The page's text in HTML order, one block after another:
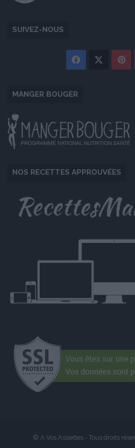
SUIVEZ-NOUS
Facebook
MANGER BOUGER
NOS RECETTES APPROUVÉES
© A Vos Assiettes - Tous droits